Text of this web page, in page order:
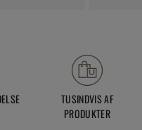
TUSINDVIS AF
PRODUKTER